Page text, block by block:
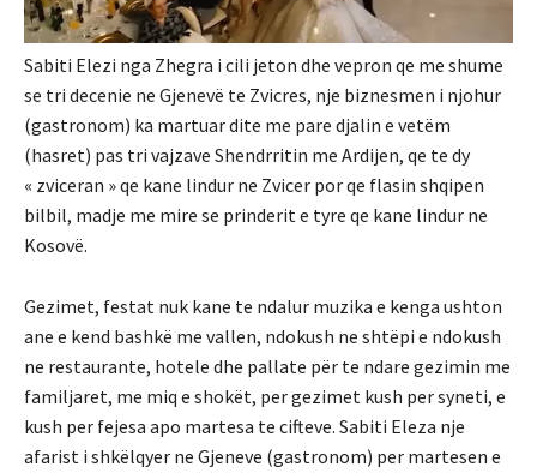
Sabiti Elezi nga Zhegra i cili jeton dhe vepron qe me shume
se tri decenie ne Gjenevë te Zvicres, nje biznesmen i njohur
(gastronom) ka martuar dite me pare djalin e vetëm
(hasret) pas tri vajzave Shendrritin me Ardijen, qe te dy
« zviceran » qe kane lindur ne Zvicer por qe flasin shqipen
bilbil, madje me mire se prinderit e tyre qe kane lindur ne
Kosovë.
Gezimet, festat nuk kane te ndalur muzika e kenga ushton
ane e kend bashkë me vallen, ndokush ne shtëpi e ndokush
ne restaurante, hotele dhe pallate për te ndare gezimin me
familjaret, me miq e shokët, per gezimet kush per syneti, e
kush per fejesa apo martesa te cifteve. Sabiti Eleza nje
afarist i shkëlqyer ne Gjeneve (gastronom) per martesen e